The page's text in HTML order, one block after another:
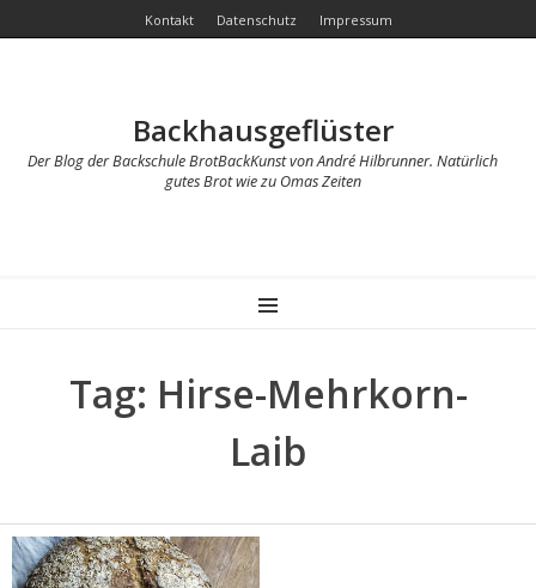
Kontakt Datenschutz Impressum
Backhausgeflüster
Der Blog der Backschule BrotBackKunst von André Hilbrunner. Natürlich
gutes Brot wie zu Omas Zeiten
MENU
Tag: Hirse-Mehrkorn-
Laib